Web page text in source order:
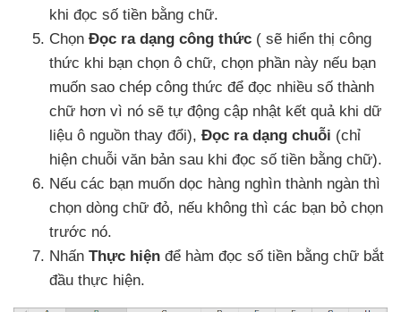
khi đọc số tiền bằng chữ.
Chọn Đọc ra dạng công thức ( sẽ hiển thị công
thức khi bạn chọn ô chữ, chọn phần này nếu bạn
muốn sao chép công thức để đọc nhiều số thành
chữ hơn vì nó sẽ tự động cập nhật kết quả khi dữ
liệu ô nguồn thay đổi), Đọc ra dạng chuỗi (chỉ
hiện chuỗi văn bản sau khi đọc số tiền bằng chữ).
Nếu các bạn muốn dọc hàng nghìn thành ngàn thì
chọn dòng chữ đỏ, nếu không thì các bạn bỏ chọn
trước nó.
Nhấn Thực hiện để hàm đọc số tiền bằng chữ bắt
đầu thực hiện.